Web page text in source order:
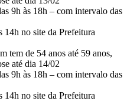
9h às 18h – com intervalo das
14h no site da Prefeitura
tem de 54 anos até 59 anos,
até dia 14/02
9h às 18h – com intervalo das
14h no site da Prefeitura